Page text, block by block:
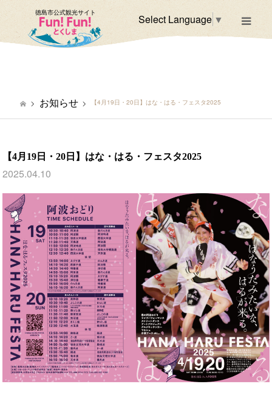
徳島市公式観光サイト Select Language ▼
お知らせ 【4月19日・20日】はな・はる・フェスタ2025
【4月19日・20日】はな・はる・フェスタ2025
2025.04.10